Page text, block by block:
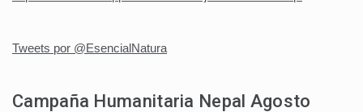
Tweets por @EsencialNatura
Campaña Humanitaria Nepal Agosto